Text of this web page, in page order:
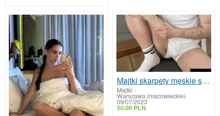
Majtki skarpety męskie sprzedam
Majtki -
Warszawa (mazowieckie)
09/07/2023
50.00 PLN